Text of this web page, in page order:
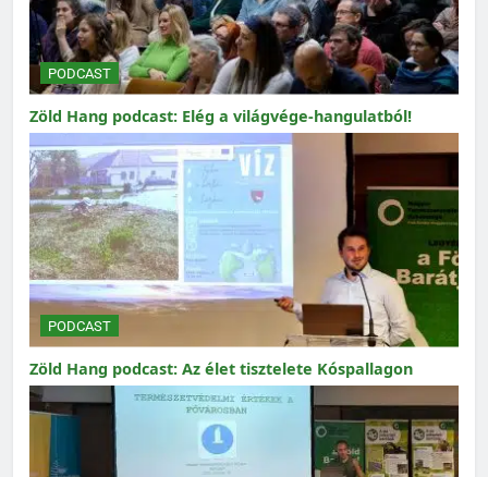
PODCAST
Zöld Hang podcast: Elég a világvége-hangulatból!
PODCAST
Zöld Hang podcast: Az élet tisztelete Kóspallagon